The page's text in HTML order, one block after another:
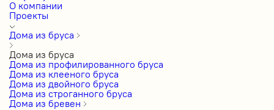
О компании
Проекты
Дома из бруса
Дома из бруса
Дома из профилированного бруса
Дома из клееного бруса
Дома из двойного бруса
Дома из строганного бруса
Дома из бревен